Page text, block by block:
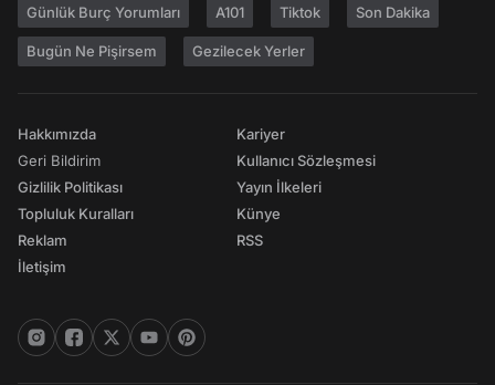
Günlük Burç Yorumları A101 Tiktok Son Dakika
Bugün Ne Pişirsem Gezilecek Yerler
Hakkımızda
Geri Bildirim
Gizlilik Politikası
Topluluk Kuralları
Reklam
İletişim
Kariyer
Kullanıcı Sözleşmesi
Yayın İlkeleri
Künye
RSS